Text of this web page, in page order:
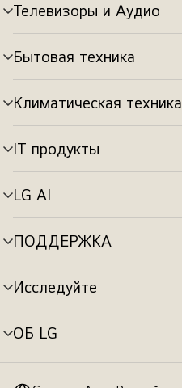
Телевизоры и Аудио
Переключатель
меню
Бытовая техника
Переключатель
меню
Климатическая техника
Переключатель
меню
IT продукты
Переключатель
меню
LG AI
Переключатель
меню
ПОДДЕРЖКА
Переключатель
меню
Исследуйте
Переключатель
меню
ОБ LG
Переключатель